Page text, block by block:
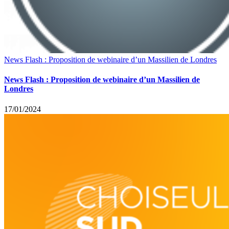
News Flash : Proposition de webinaire d’un Massilien de Londres
News Flash : Proposition de webinaire d’un Massilien de
Londres
17/01/2024